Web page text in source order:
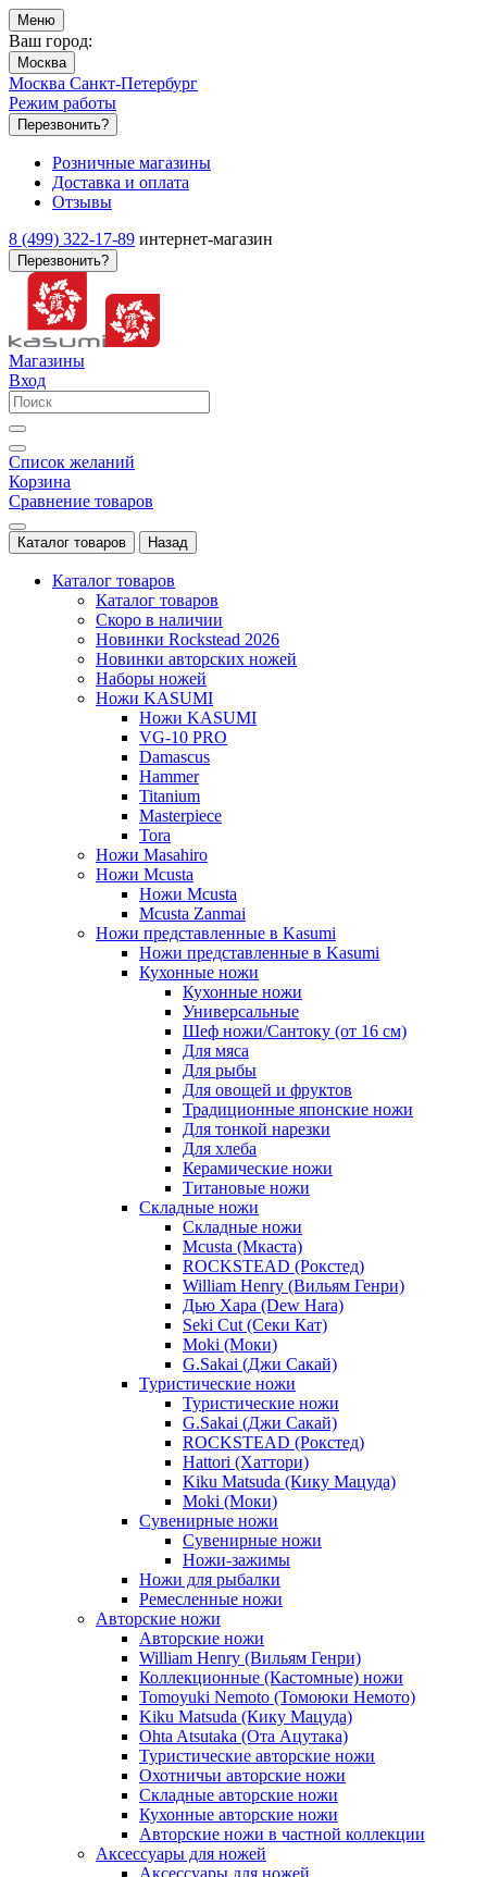
Меню
Ваш город:
Москва
Москва Санкт-Петербург
Режим работы
Перезвонить?
Розничные магазины
Доставка и оплата
Отзывы
8 (499) 322-17-89 интернет-магазин
Перезвонить?
Магазины
Вход
Список желаний
Корзина
Сравнение товаров
Каталог товаров Назад
Каталог товаров
Каталог товаров
Скоро в наличии
Новинки Rockstead 2026
Новинки авторских ножей
Наборы ножей
Ножи KASUMI
Ножи KASUMI
VG-10 PRO
Damascus
Hammer
Titanium
Masterpiece
Tora
Ножи Masahiro
Ножи Mcusta
Ножи Mcusta
Mcusta Zanmai
Ножи представленные в Kasumi
Ножи представленные в Kasumi
Кухонные ножи
Кухонные ножи
Универсальные
Шеф ножи/Сантоку (от 16 см)
Для мяса
Для рыбы
Для овощей и фруктов
Традиционные японские ножи
Для тонкой нарезки
Для хлеба
Керамические ножи
Титановые ножи
Складные ножи
Складные ножи
Mcusta (Мкаста)
ROCKSTEAD (Рокстед)
William Henry (Вильям Генри)
Дью Хара (Dew Hara)
Seki Cut (Секи Кат)
Moki (Моки)
G.Sakai (Джи Сакай)
Туристические ножи
Туристические ножи
G.Sakai (Джи Сакай)
ROCKSTEAD (Рокстед)
Hattori (Хаттори)
Kiku Matsuda (Кику Мацуда)
Moki (Моки)
Сувенирные ножи
Сувенирные ножи
Ножи-зажимы
Ножи для рыбалки
Ремесленные ножи
Авторские ножи
Авторские ножи
William Henry (Вильям Генри)
Коллекционные (Кастомные) ножи
Tomoyuki Nemoto (Томоюки Немото)
Kiku Matsuda (Кику Мацуда)
Ohta Atsutaka (Ота Ацутака)
Туристические авторские ножи
Охотничьи авторские ножи
Складные авторские ножи
Кухонные авторские ножи
Авторские ножи в частной коллекции
Аксессуары для ножей
Аксессуары для ножей